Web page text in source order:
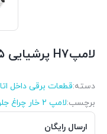
لامپH7 پرشیایی ۵۵ وات
دسته:قطعات برقی داخل
برچسب:لامپ 2 خار چراغ جلو H7
ارسال رایگان